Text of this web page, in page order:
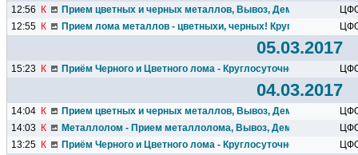
12:56 К Прием цветных и черных металлов, Вывоз, Демонтаж
12:55 К Прием лома металлов - цветныхи, черных! Круглосуточный
05.03.2017
15:23 К Приём Черного и Цветного лома - Круглосуточно
04.03.2017
14:04 К Прием цветных и черных металлов, Вывоз, Демонтаж
14:03
К Металлолом - Прием металлолома, Вывоз, Демонтаж
13:25 К Приём Черного и Цветного лома - Круглосуточно